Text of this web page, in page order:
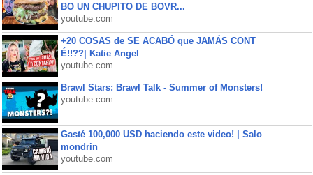
BO UN CHUPITO DE BOVR...
youtube.com
+20 COSAS de SE ACABÓ que JAMÁS CONT
É!!??| Katie Angel
youtube.com
Brawl Stars: Brawl Talk - Summer of Monsters!
youtube.com
Gasté 100,000 USD haciendo este video! | Salo
mondrin
youtube.com